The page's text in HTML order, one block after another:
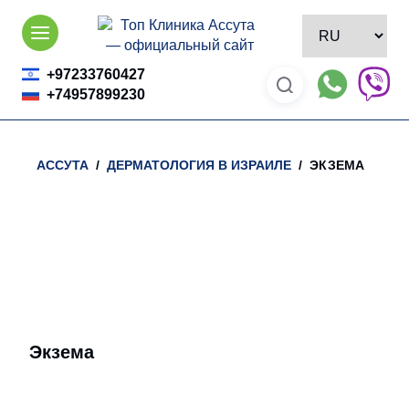
Skip
content
+97233760427
+74957899230
АССУТА / ДЕРМАТОЛОГИЯ В ИЗРАИЛЕ / ЭКЗЕМА
Экзема